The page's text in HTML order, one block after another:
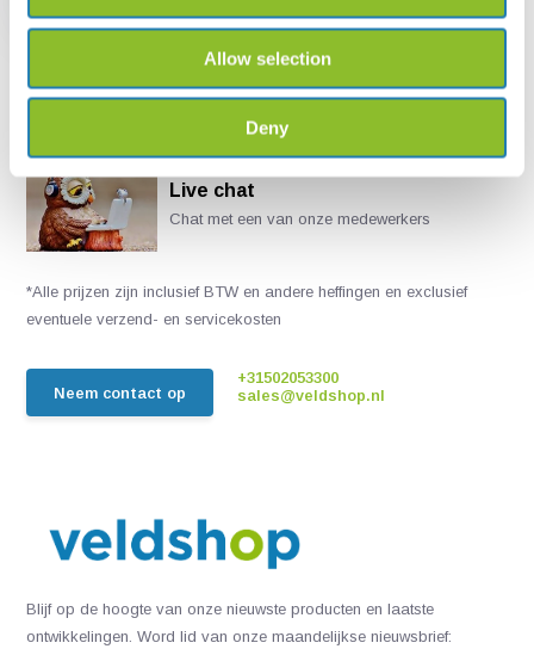
Allow selection
Deny
Live chat
Chat met een van onze medewerkers
*Alle prijzen zijn inclusief BTW en andere heffingen en exclusief
eventuele verzend- en servicekosten
Neem contact op
+31502053300
sales@veldshop.nl
Blijf op de hoogte van onze nieuwste producten en laatste
ontwikkelingen. Word lid van onze maandelijkse nieuwsbrief: